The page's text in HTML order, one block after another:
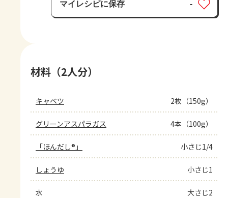
マイレシピに保存
保存済み
-
材料（2人分）
キャベツ 2枚（150g）
グリーンアスパラガス 4本（100g）
「ほんだし®」 小さじ1/4
しょうゆ 小さじ1
水 大さじ2